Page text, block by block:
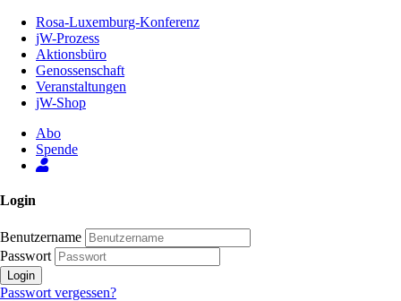
Inhalt
Seite
Rosa-Luxemburg-Konferenz
jW-Prozess
Aktionsbüro
Genossenschaft
Veranstaltungen
jW-Shop
Abo
Spende
Login
Benutzername
Passwort
Login
Passwort vergessen?